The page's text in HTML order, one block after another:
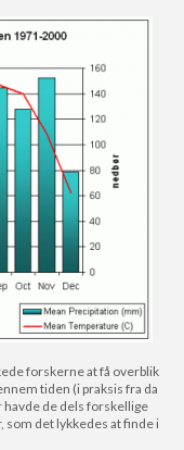
forskerne at få overblik
tiden (i praksis fra da
havde de dels forskellige
som det lykkedes at finde i